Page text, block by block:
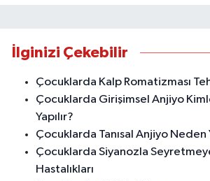
İlginizi Çekebilir
Çocuklarda Kalp Romatizması
Çocuklarda Girişimsel Anjiyo
Yapılır?
Çocuklarda Tanısal Anjiyo Neden
Çocuklarda Siyanozla
Hastalıkları